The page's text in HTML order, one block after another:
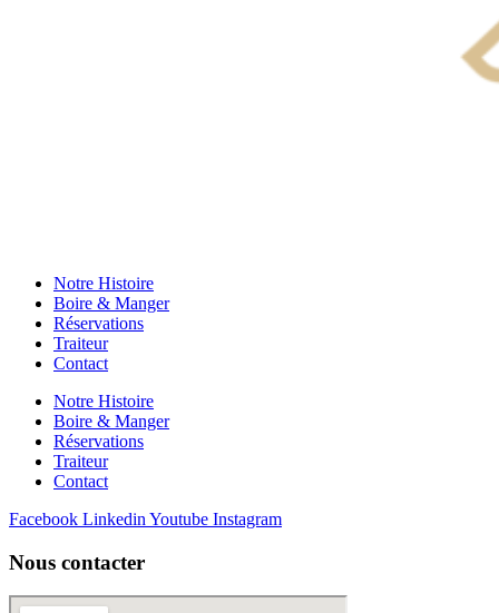
Notre Histoire
Boire & Manger
Réservations
Traiteur
Contact
Notre Histoire
Boire & Manger
Réservations
Traiteur
Contact
Facebook Linkedin Youtube Instagram
Nous contacter